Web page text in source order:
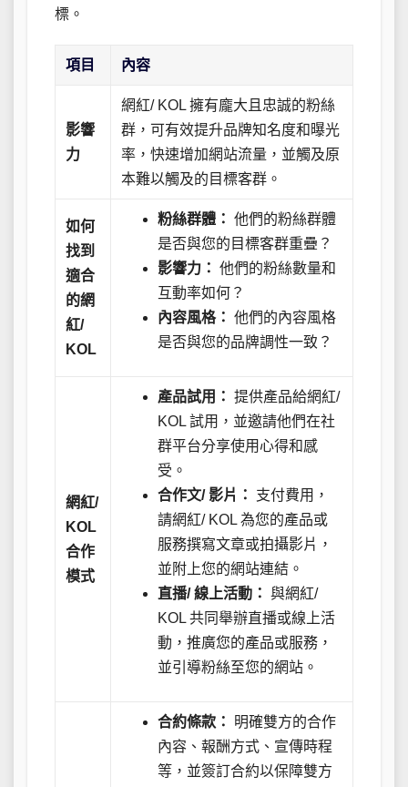
標。
項目 內容
影響
力
網紅/ KOL 擁有龐大且忠誠的粉絲
群，可有效提升品牌知名度和曝光
率，快速增加網站流量，並觸及原
本難以觸及的目標客群。
如何
找到
適合
的網
紅/
KOL
粉絲群體： 他們的粉絲群體
是否與您的目標客群重疊？
影響力： 他們的粉絲數量和
互動率如何？
內容風格： 他們的內容風格
是否與您的品牌調性一致？
網紅/
KOL
合作
模式
產品試用： 提供產品給網紅/
KOL 試用，並邀請他們在社
群平台分享使用心得和感
受。
合作文/ 影片：
支付費用，
請網紅/ KOL 為您的產品或
服務撰寫文章或拍攝影片，
並附上您的網站連結。
直播/ 線上活動： 與網紅/
KOL 共同舉辦直播或線上活
動，推廣您的產品或服務，
並引導粉絲至您的網站。
合約條款：
明確雙方的合作
內容、報酬方式、宣傳時程
等，並簽訂合約以保障雙方